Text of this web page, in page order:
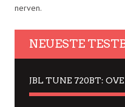
nerven.
NEUESTE